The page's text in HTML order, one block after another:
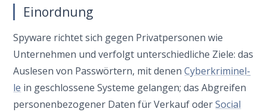
Einordnung
Spy­wa­re rich­tet sich gegen Pri­vat­per­so­nen wie
Unter­neh­men und ver­folgt unter­schied­li­che Zie­le: das
Aus­le­sen von Pass­wör­tern, mit denenCyber­kri­mi­nel­
le in geschlos­se­ne Syste­me gelan­gen; das Abgrei­fen
per­so­nen­be­zo­ge­ner Daten für Ver­kauf oderSocial